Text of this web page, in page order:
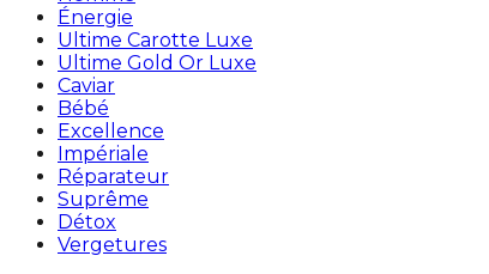
Énergie
Ultime Carotte Luxe
Ultime Gold Or Luxe
Caviar
Bébé
Excellence
Impériale
Réparateur
Suprême
Détox
Vergetures